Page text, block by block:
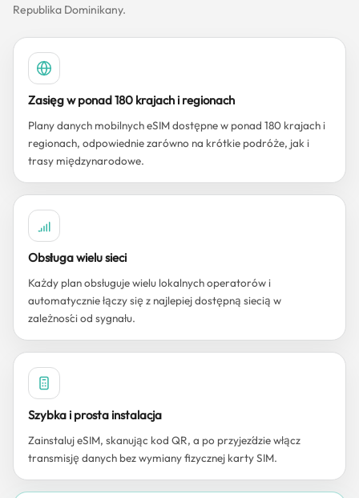
Republika Dominikany.
Zasięg w ponad 180 krajach i regionach
Plany danych mobilnych eSIM dostępne w ponad 180 krajach i
regionach, odpowiednie zarówno na krótkie podróże, jak i
trasy międzynarodowe.
Obsługa wielu sieci
Każdy plan obsługuje wielu lokalnych operatorów i
automatycznie łączy się z najlepiej dostępną siecią w
zależności od sygnału.
Szybka i prosta instalacja
Zainstaluj eSIM, skanując kod QR, a po przyjeździe włącz
transmisję danych bez wymiany fizycznej karty SIM.